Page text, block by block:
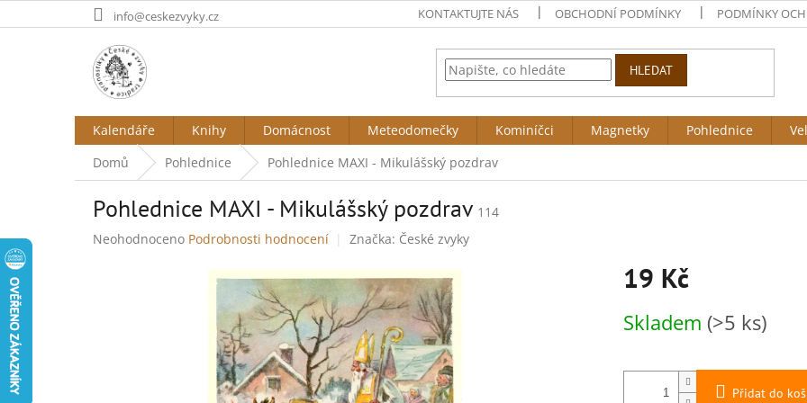
na
info@ceskezvyky.cz KONTAKTUJTE NÁS OBCHODNÍ PODMÍNKY PODMÍNKY
HLEDAT
Kalendáře Knihy Domácnost Meteodomečky Kominíčci Magnetky Pohlednice
Domů
Pohlednice Pohlednice MAXI - Mikulášský pozdrav
Pohlednice MAXI - Mikulášský pozdrav 114
Průměrné
Neohodnoceno Podrobnosti hodnocení Značka: České zvyky
19 Kč
cena:
Skladem (>5 ks)
Přidat do